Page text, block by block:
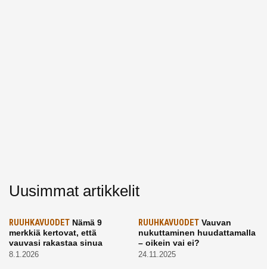
Uusimmat artikkelit
RUUHKAVUODET Nämä 9
merkkiä kertovat, että
vauvasi rakastaa sinua
8.1.2026
RUUHKAVUODETVauvan
nukuttaminen huudattamalla
– oikein vai ei?
24.11.2025